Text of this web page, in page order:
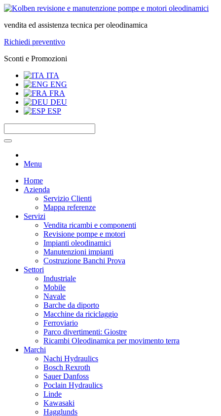
vendita ed assistenza tecnica per oleodinamica
Richiedi preventivo
Sconti e Promozioni
ITA
ENG
FRA
DEU
ESP
Menu
Home
Azienda
Servizio Clienti
Mappa referenze
Servizi
Vendita ricambi e componenti
Revisione pompe e motori
Impianti oleodinamici
Manutenzioni impianti
Costruzione Banchi Prova
Settori
Industriale
Mobile
Navale
Barche da diporto
Macchine da riciclaggio
Ferroviario
Parco divertimenti: Giostre
Ricambi Oleodinamica per movimento terra
Marchi
Nachi Hydraulics
Bosch Rexroth
Sauer Danfoss
Poclain Hydraulics
Linde
Kawasaki
Hagglunds